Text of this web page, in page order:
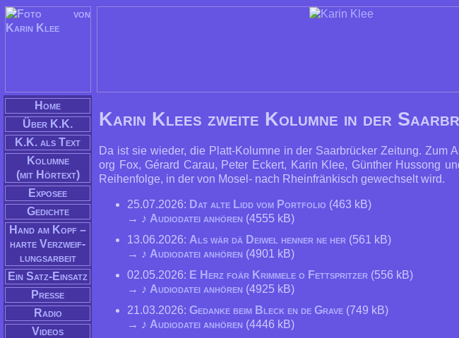
Home
Über K.K.
K.K. als Text
Kolumne
(mit Hörtext)
Exposee
Gedichte
Hand am Kopf –
har­te Verzweif­
lungs­arbeit
Ein Satz-Einsatz
Presse
Radio
Videos
Karin Klees zweite Kolumne in der
Da ist sie wie­der, die Platt-Ko­lum­ne in der Saar­brü­cker Zei­tung. Zum
org Fox, Gé­rard Ca­rau, Pe­ter Eckert, Ka­rin Klee, Gün­ther Hus­song
Rei­hen­fol­ge, in der von Mo­sel- nach Rhein­frän­kisch ge­wech­selt wird.
25.07.2026: Dat alte Lidd vom Portfolio (463 kB)
→ ♪ Audiodatei anhören (4555 kB)
13.06.2026: Als wär dä Deiwel henner ne her (561 kB)
→ ♪ Audiodatei anhören (4901 kB)
02.05.2026: E Herz foär Krimmele o Fettspritzer (556 kB)
→ ♪ Audiodatei anhören (4925 kB)
21.03.2026: Gedanke beim Bleck en de Grave (749 kB)
→ ♪ Audiodatei anhören (4446 kB)